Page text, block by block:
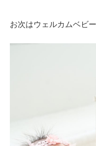
お次はウェルカムベビ